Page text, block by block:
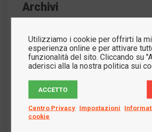
Archivi
Novembre 2021
Febbraio 2021
Dicembre 2020
Luglio 2020
Utilizziamo i cookie per offrirti la
esperienza online e per attivare
funzionalità del sito. Cliccando su
aderisci alla la nostra politica sui
ACCETTO
Centro Privacy Impostazioni
cookie